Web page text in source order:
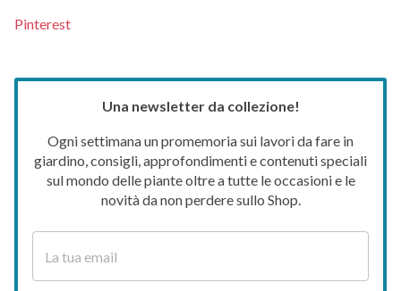
Pinterest
Una newsletter da collezione!
Ogni settimana un promemoria sui lavori da fare in
giardino, consigli, approfondimenti e contenuti speciali
sul mondo delle piante oltre a tutte le occasioni e le
novità da non perdere sullo Shop.